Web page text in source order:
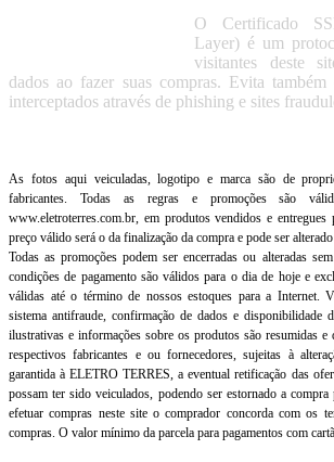
O Certificado
Layer) é um
visitantes deste
dados ao fazer suas compras. Evita
interceptados através de phishing e sites
As fotos aqui veiculadas, logotipo e marca são de
fabricantes. Todas as regras e promoções são
www.eletroterres.com.br, em produtos vendidos e
preço válido será o da finalização da compra e pode ser
Todas as promoções podem ser encerradas ou alteradas
condições de pagamento são válidos para o dia de hoje e
válidas até o término de nossos estoques para a Internet.
sistema antifraude, confirmação de dados e disponibilidade
ilustrativas e informações sobre os produtos são resumidas e
respectivos fabricantes e ou fornecedores, sujeitas à
garantida à ELETRO TERRES, a eventual retificação das
possam ter sido veiculados, podendo ser estornado a
efetuar compras neste site o comprador concorda com os
compras. O valor mínimo da parcela para pagamentos com